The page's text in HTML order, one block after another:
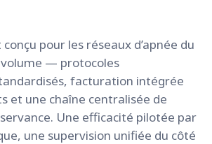
pour les réseaux d’apnée du
— protocoles
facturation intégrée
et une chaîne centralisée de
Une efficacité pilotée par
une supervision unifiée du côté